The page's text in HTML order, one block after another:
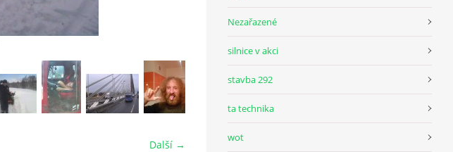
Další →
Nezařazené
silnice v akci
stavba 292
ta technika
wot